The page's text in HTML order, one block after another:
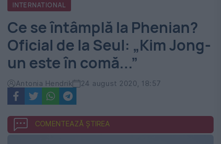
România
-
Evenimentul
Zilei
INTERNATIONAL
Ce se întâmplă la Phenian?
Oficial de la Seul: „Kim Jong-
un este în comă...”
Antonia Hendrik 24 august 2020, 18:57
COMENTEAZĂ ȘTIREA